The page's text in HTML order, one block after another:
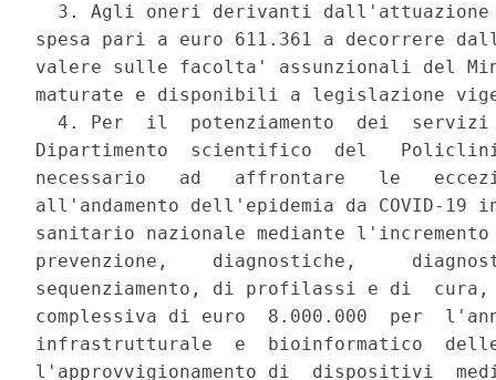
3. Agli oneri derivanti
spesa pari a euro 611.361 a decorrere
valere sulle facolta' assunzionali del
maturate e disponibili a legislazione
4. Per  il  potenziamento  dei
Dipartimento  scientifico  del
necessario   ad   affrontare   le
all'andamento dell'epidemia da COVID-
sanitario nazionale mediante
prevenzione,    diagnostiche,
sequenziamento, di profilassi e di
complessiva di euro  8.000.000  per
infrastrutturale  e  bioinformatico
l'approvvigionamento di  dispositivi